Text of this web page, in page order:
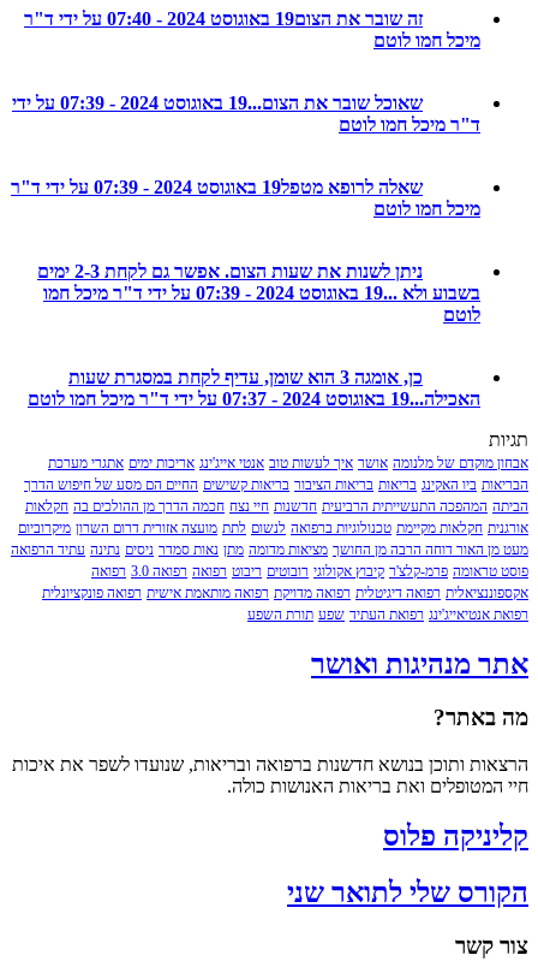
זה שובר את הצום
19 באוגוסט 2024 - 07:40 על ידי ד"ר
מיכל חמו לוטם
שאוכל שובר את הצום...
19 באוגוסט 2024 - 07:39 על ידי
ד"ר מיכל חמו לוטם
שאלה לרופא מטפל
19 באוגוסט 2024 - 07:39 על ידי ד"ר
מיכל חמו לוטם
ניתן לשנות את שעות הצום. אפשר גם לקחת 2-3 ימים
בשבוע ולא ...
19 באוגוסט 2024 - 07:39 על ידי ד"ר מיכל חמו
כן, אומגה 3 הוא שומן, עדיף לקחת במסגרת שעות
האכילה...19 באוגוסט 2024 - 07:37 על ידי ד"ר מיכל חמו לוטם
של מלנומה אושר איך לעשות טוב אנטי אייג'ינג אריכות ימים אתגרי מערכת
ביו האקינג בריאות בריאות הציבור בריאות קשישים החיים הם מסע של חיפוש הדרך
המהפכה התעשייתית הרביעית חדשנות חיי נצח חכמה הדרך מן ההולכים בה חקלאות
חקלאות מקיימת טכנולוגיות ברפואה לנשום לתת מועצה אזורית דרום השרון מיקרוביום
האור דוחה הרבה מן החושך מציאות מדומה מתן נאות סמדר ניסים נתינה עתיד הרפואה
פרמ-קלצ'ר קיבוץ אקולוגי רובוטים ריבוט רפואה רפואה 3.0
רפואה
רפואה דיגיטלית רפואה מדויקת רפואה מותאמת אישית רפואה פונקציונלית
רפואת העתיד שפע תורת השפע
מנהיגות ואושר
ותוכן בנושא חדשנות ברפואה ובריאות, שנועדו לשפר את איכות
ואת בריאות האנושות כולה.
פלוס
שלי לתואר שני